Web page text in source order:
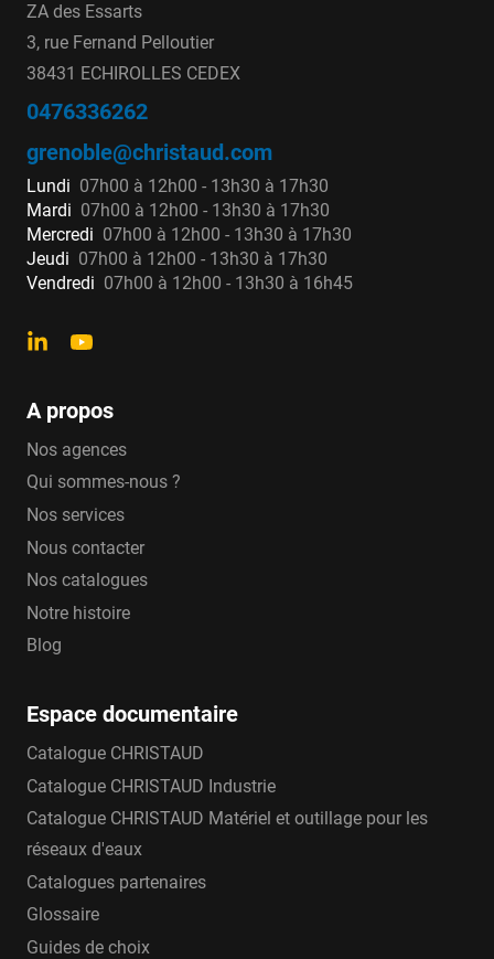
ZA des Essarts
3, rue Fernand Pelloutier
38431 ECHIROLLES CEDEX
0476336262
grenoble@christaud.com
Lundi 07h00 à 12h00 - 13h30 à 17h30
Mardi 07h00 à 12h00 - 13h30 à 17h30
Mercredi 07h00 à 12h00 - 13h30 à 17h30
Jeudi 07h00 à 12h00 - 13h30 à 17h30
Vendredi 07h00 à 12h00 - 13h30 à 16h45
A propos
Nos agences
Qui sommes-nous ?
Nos services
Nous contacter
Nos catalogues
Notre histoire
Blog
Espace documentaire
Catalogue CHRISTAUD
Catalogue CHRISTAUD Industrie
Catalogue CHRISTAUD Matériel et outillage pour les
réseaux d'eaux
Catalogues partenaires
Glossaire
Guides de choix